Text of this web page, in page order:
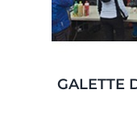
GALETTE